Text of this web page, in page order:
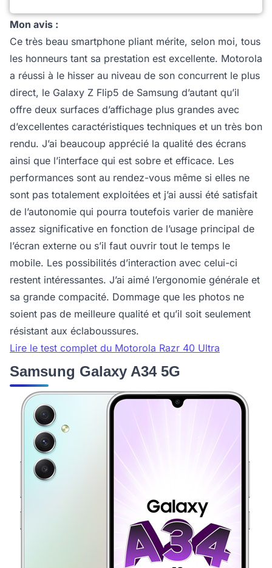
Mon avis :
Ce très beau smartphone pliant mérite, selon moi, tous
les honneurs tant sa prestation est excellente. Motorola
a réussi à le hisser au niveau de son concurrent le plus
direct, le Galaxy Z Flip5 de Samsung d’autant qu’il
offre deux surfaces d’affichage plus grandes avec
d’excellentes caractéristiques techniques et un très bon
rendu. J’ai beaucoup apprécié la qualité des écrans
ainsi que l’interface qui est sobre et efficace. Les
performances sont au rendez-vous même si elles ne
sont pas totalement exploitées et j’ai aussi été satisfait
de l’autonomie qui pourra toutefois varier de manière
assez significative en fonction de l’usage principal de
l’écran externe ou s’il faut ouvrir tout le temps le
mobile. Les possibilités d’interaction avec celui-ci
restent intéressantes. J’ai aimé l’ergonomie générale et
sa grande compacité. Dommage que les photos ne
soient pas de meilleure qualité et qu’il soit seulement
résistant aux éclaboussures.
Lire le test complet du Motorola Razr 40 Ultra
Samsung Galaxy A34 5G